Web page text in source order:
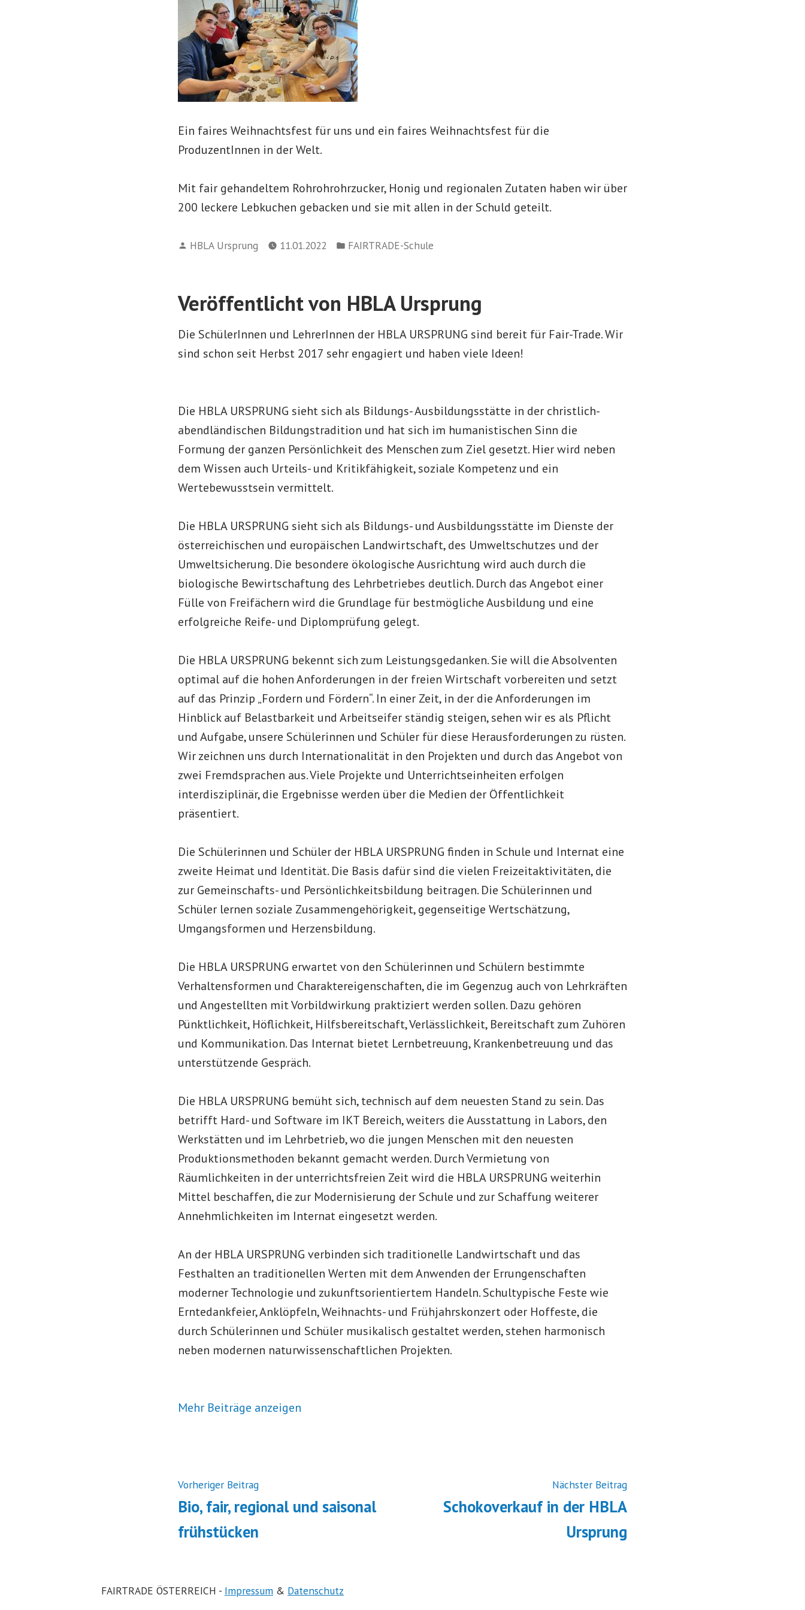
Ein faires Weihnachtsfest für uns und ein faires Weihnachtsfest für die
ProduzentInnen in der Welt.
Mit fair gehandeltem Rohrohrohrzucker, Honig und regionalen Zutaten haben wir über
200 leckere Lebkuchen gebacken und sie mit allen in der Schuld geteilt.
Verfasst
HBLA Ursprung 11.01.2022
Veröffentlicht
FAIRTRADE-Schule
Veröffentlicht von HBLA Ursprung
Die SchülerInnen und LehrerInnen der HBLA URSPRUNG sind bereit für Fair-Trade. Wir
sind schon seit Herbst 2017 sehr engagiert und haben viele Ideen!
Die HBLA URSPRUNG sieht sich als Bildungs- Ausbildungsstätte in der christlich-
abendländischen Bildungstradition und hat sich im humanistischen Sinn die
Formung der ganzen Persönlichkeit des Menschen zum Ziel gesetzt. Hier wird neben
dem Wissen auch Urteils- und Kritikfähigkeit, soziale Kompetenz und ein
Wertebewusstsein vermittelt.
Die HBLA URSPRUNG sieht sich als Bildungs- und Ausbildungsstätte im Dienste der
österreichischen und europäischen Landwirtschaft, des Umweltschutzes und der
Umweltsicherung. Die besondere ökologische Ausrichtung wird auch durch die
biologische Bewirtschaftung des Lehrbetriebes deutlich. Durch das Angebot einer
Fülle von Freifächern wird die Grundlage für bestmögliche Ausbildung und eine
erfolgreiche Reife- und Diplomprüfung gelegt.
Die HBLA URSPRUNG bekennt sich zum Leistungsgedanken. Sie will die Absolventen
optimal auf die hohen Anforderungen in der freien Wirtschaft vorbereiten und setzt
auf das Prinzip „Fordern und Fördern“. In einer Zeit, in der die Anforderungen im
Hinblick auf Belastbarkeit und Arbeitseifer ständig steigen, sehen wir es als Pflicht
und Aufgabe, unsere Schülerinnen und Schüler für diese Herausforderungen zu rüsten.
Wir zeichnen uns durch Internationalität in den Projekten und durch das Angebot von
zwei Fremdsprachen aus. Viele Projekte und Unterrichtseinheiten erfolgen
interdisziplinär, die Ergebnisse werden über die Medien der Öffentlichkeit
präsentiert.
Die Schülerinnen und Schüler der HBLA URSPRUNG finden in Schule und Internat eine
zweite Heimat und Identität. Die Basis dafür sind die vielen Freizeitaktivitäten, die
zur Gemeinschafts- und Persönlichkeitsbildung beitragen. Die Schülerinnen und
Schüler lernen soziale Zusammengehörigkeit, gegenseitige Wertschätzung,
Umgangsformen und Herzensbildung.
Die HBLA URSPRUNG erwartet von den Schülerinnen und Schülern bestimmte
Verhaltensformen und Charaktereigenschaften, die im Gegenzug auch von Lehrkräften
und Angestellten mit Vorbildwirkung praktiziert werden sollen. Dazu gehören
Pünktlichkeit, Höflichkeit, Hilfsbereitschaft, Verlässlichkeit, Bereitschaft zum Zuhören
und Kommunikation. Das Internat bietet Lernbetreuung, Krankenbetreuung und das
unterstützende Gespräch.
Die HBLA URSPRUNG bemüht sich, technisch auf dem neuesten Stand zu sein. Das
betrifft Hard- und Software im IKT Bereich, weiters die Ausstattung in Labors, den
Werkstätten und im Lehrbetrieb, wo die jungen Menschen mit den neuesten
Produktionsmethoden bekannt gemacht werden. Durch Vermietung von
Räumlichkeiten in der unterrichtsfreien Zeit wird die HBLA URSPRUNG weiterhin
Mittel beschaffen, die zur Modernisierung der Schule und zur Schaffung weiterer
Annehmlichkeiten im Internat eingesetzt werden.
An der HBLA URSPRUNG verbinden sich traditionelle Landwirtschaft und das
Festhalten an traditionellen Werten mit dem Anwenden der Errungenschaften
moderner Technologie und zukunftsorientiertem Handeln. Schultypische Feste wie
Erntedankfeier, Anklöpfeln, Weihnachts- und Frühjahrskonzert oder Hoffeste, die
durch Schülerinnen und Schüler musikalisch gestaltet werden, stehen harmonisch
neben modernen naturwissenschaftlichen Projekten.
Mehr Beiträge anzeigen
Beitragsnavigation
Vorheriger BeitragNächster
Beitrag:
Bio, fair, regional und saisonal
frühstücken
Nächster BeitragVorheriger
Schokoverkauf in der HBLA
Ursprung
FAIRTRADE ÖSTERREICH - Impressum & Datenschutz